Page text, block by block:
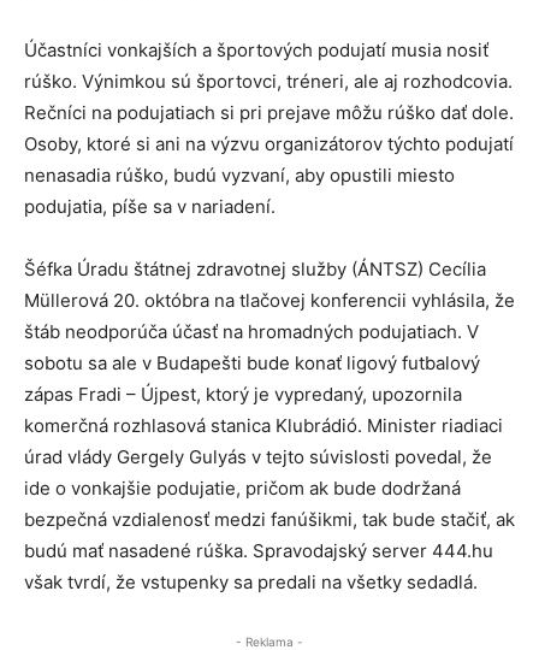
Účastníci vonkajších a športových podujatí musia nosiť
rúško. Výnimkou sú športovci, tréneri, ale aj rozhodcovia.
Rečníci na podujatiach si pri prejave môžu rúško dať dole.
Osoby, ktoré si ani na výzvu organizátorov týchto podujatí
nenasadia rúško, budú vyzvaní, aby opustili miesto
podujatia, píše sa v nariadení.
Šéfka Úradu štátnej zdravotnej služby (ÁNTSZ) Cecília
Müllerová 20. októbra na tlačovej konferencii vyhlásila, že
štáb neodporúča účasť na hromadných podujatiach. V
sobotu sa ale v Budapešti bude konať ligový futbalový
zápas Fradi – Újpest, ktorý je vypredaný, upozornila
komerčná rozhlasová stanica Klubrádió. Minister riadiaci
úrad vlády Gergely Gulyás v tejto súvislosti povedal, že
ide o vonkajšie podujatie, pričom ak bude dodržaná
bezpečná vzdialenosť medzi fanúšikmi, tak bude stačiť, ak
budú mať nasadené rúška. Spravodajský server 444.hu
však tvrdí, že vstupenky sa predali na všetky sedadlá.
- Reklama -